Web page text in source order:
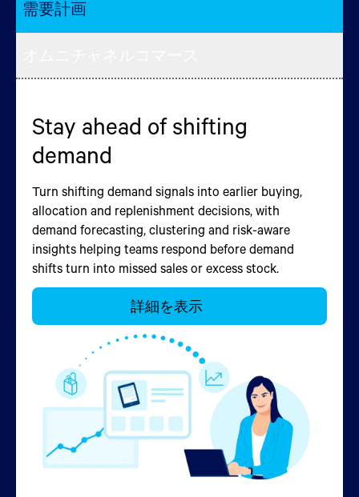
需要計画
Stay ahead of shifting
demand
Turn shifting demand signals into earlier buying,
allocation and replenishment decisions, with
demand forecasting, clustering and risk-aware
insights helping teams respond before demand
shifts turn into missed sales or excess stock.
詳細を表示
お客様の買い物スタイル
に関わらず、24時間体制
でサービスを提供
顧客、在庫、フルフィルメントをすべてのチ
ャネルで常時接続。必要な時に必要な場所に
機能を追加できるコンポーザブルなマイクロ
サービスで、購入から返品までのシームレス
なプロセスを低コストで提供します。
詳細を表示